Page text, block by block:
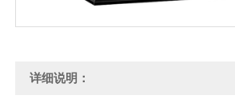
详细说明：